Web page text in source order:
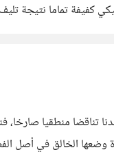
تناقضا منطقيا
وضعها الخالق في أصل